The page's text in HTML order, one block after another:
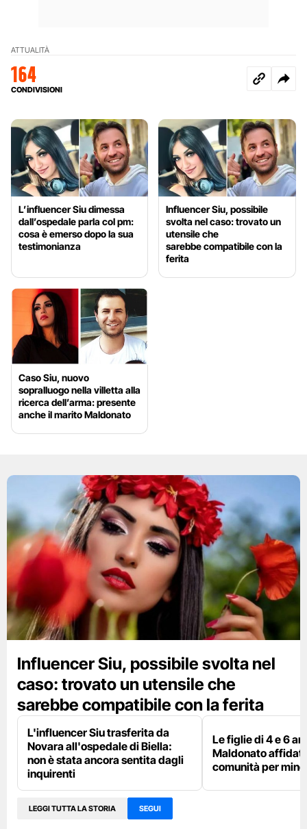
ATTUALITÀ
164
CONDIVISIONI
L’influencer Siu dimessa
dall’ospedale parla col pm:
cosa è emerso dopo la sua
testimonianza
Influencer Siu, possibile
svolta nel caso: trovato un
utensile che
sarebbe compatibile con la
ferita
Caso Siu, nuovo
sopralluogo nella villetta alla
ricerca dell’arma: presente
anche il marito Maldonato
Influencer Siu, possibile svolta nel
caso: trovato un utensile che
sarebbe compatibile con la ferita
L'influencer Siu trasferita da
Novara all'ospedale di Biella:
non è stata ancora sentita dagli
inquirenti
Le figlie di 4 e 6
Maldonato
comunità per
LEGGI TUTTA LA STORIA SEGUI